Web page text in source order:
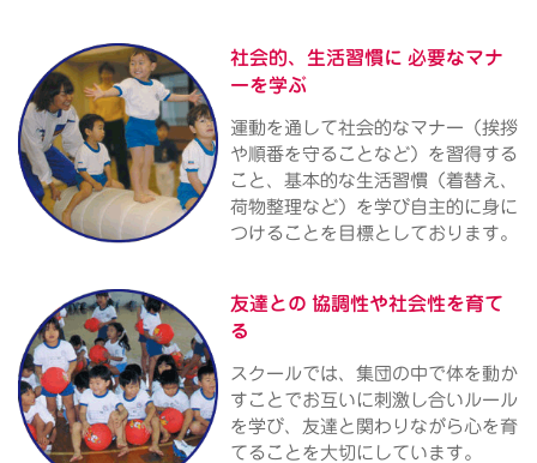
社会的、生活習慣に 必要なマナ
ーを学ぶ
運動を通して社会的なマナー（挨拶
や順番を守ることなど）を習得する
こと、基本的な生活習慣（着替え、
荷物整理など）を学び自主的に身に
つけることを目標としております。
友達との 協調性や社会性を育て
る
スクールでは、集団の中で体を動か
すことでお互いに刺激し合いルール
を学び、友達と関わりながら心を育
てることを大切にしています。